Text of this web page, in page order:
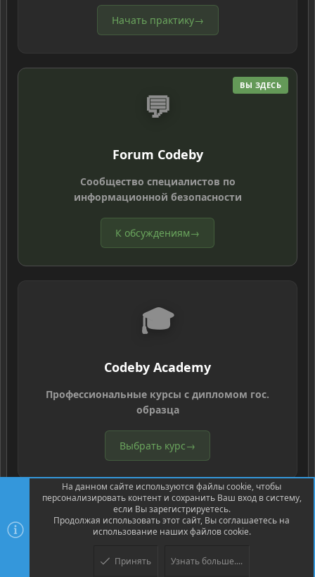
Начать практику→
ВЫ ЗДЕСЬ
💬
Forum Codeby
Сообщество специалистов по
информационной безопасности
К обсуждениям→
🎓
Codeby Academy
Профессиональные курсы с дипломом гос.
образца
Выбрать курс→
Community platform by XenForo ® © 2010-2026 XenForo Ltd.
© Jason Axelrod of 8WAYRUN
На данном сайте используются файлы cookie, чтобы
персонализировать контент и сохранить Ваш вход в систему,
если Вы зарегистрируетесь.
Продолжая использовать этот сайт, Вы соглашаетесь на
использование наших файлов cookie.
Принять Узнать больше....